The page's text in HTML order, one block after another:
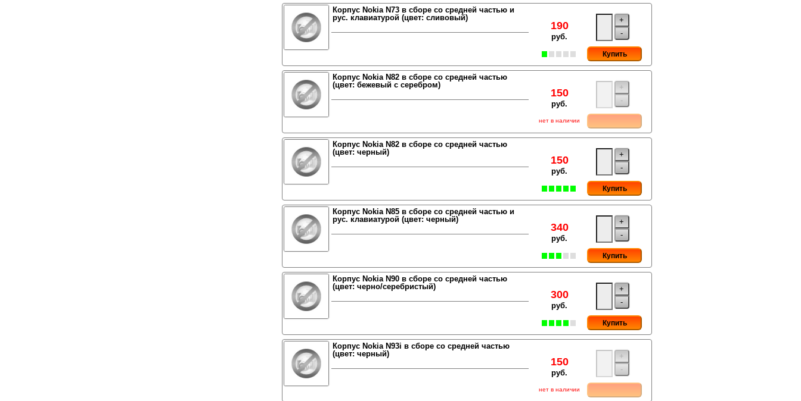
Корпус Nokia N73 в сборе со средней частью и
рус. клавиатурой (цвет: сливовый)
190
руб.
+
-
Купить
Корпус Nokia N82 в сборе со средней частью
(цвет: бежевый с серебром)
150
руб.
нет в наличии
+
-
Корпус Nokia N82 в сборе со средней частью
(цвет: черный)
150
руб.
+
-
Купить
Корпус Nokia N85 в сборе со средней частью и
рус. клавиатурой (цвет: черный)
340
руб.
+
-
Купить
Корпус Nokia N90 в сборе со средней частью
(цвет: черно/серебристый)
300
руб.
+
-
Купить
Корпус Nokia N93i в сборе со средней частью
(цвет: черный)
150
руб.
нет в наличии
+
-